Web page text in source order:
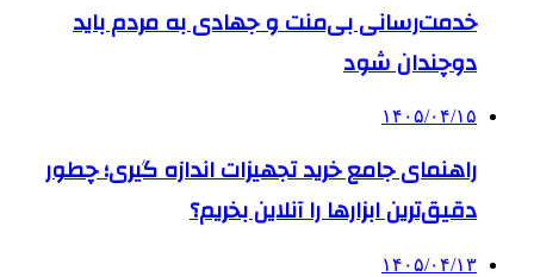
خدمت‌رسانی بی‌منت و جهادی به مردم باید
دوچندان شود
۱۴۰۵/۰۴/۱۵
راهنمای جامع خرید تجهیزات اندازه گیری؛ چطور
دقیق‌ترین ابزارها را آنلاین بخریم؟
۱۴۰۵/۰۴/۱۳